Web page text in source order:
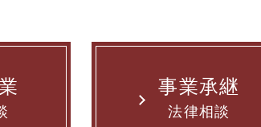
事業承継
法律相談